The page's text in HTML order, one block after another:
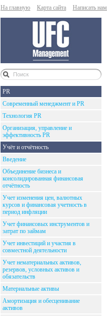
На главную Карта сайта Написать нам
PR
Современный менеджмент и PR
Технология PR
Организация, управление и
эффективность PR
Учёт и отчётность
Введение
Объединение бизнеса и
консолидированная финансовая
отчётность
Учет изменения цен, валютных
курсов и финансовая учетность в
период инфляции
Учет финансовых инструментов и
затрат по займам
Учет инвестиций и участия в
совместной деятельности
Учет нематериальных активов,
резервов, условных активов и
обязательств
Материальные активы
Амортизация и обесценивание
активов